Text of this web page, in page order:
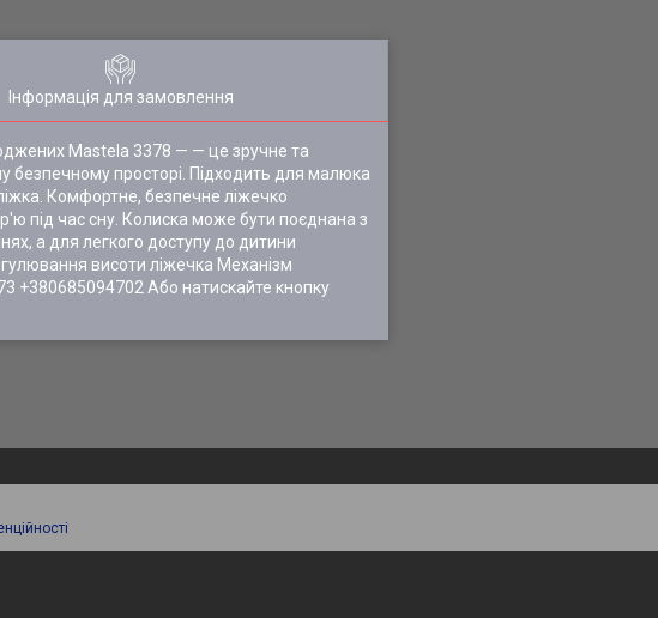
Інформація для замовлення
Mastela 3378 — — це зручне та
безпечному просторі. Підходить для малюка
Комфортне, безпечне ліжечко
під час сну. Колиска може бути поєднана з
а для легкого доступу до дитини
висоти ліжечка Механізм
+380685094702 Або натискайте кнопку